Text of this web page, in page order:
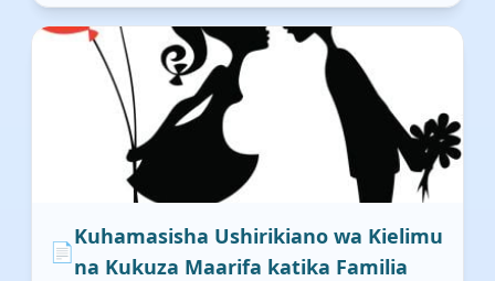
📄
Kuhamasisha Ushirikiano wa Kielimu
na Kukuza Maarifa katika Familia